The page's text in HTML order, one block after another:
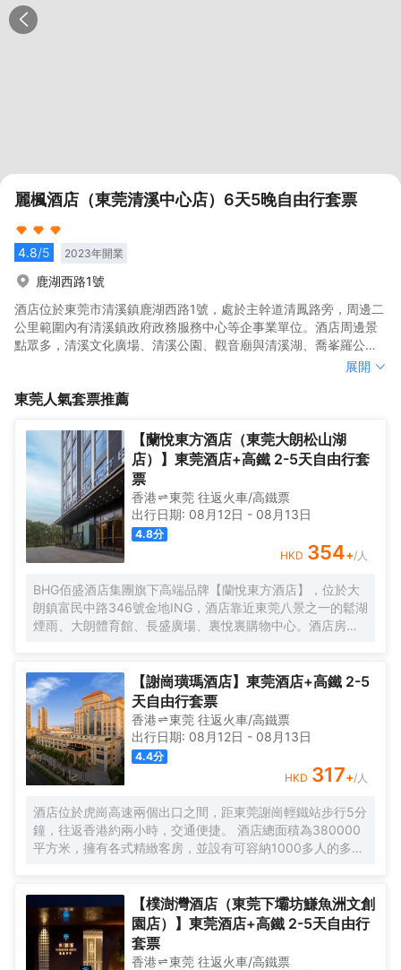
麗楓酒店（東莞清溪中心店）6天5晚自由行套票
4.8/5 2023年開業
鹿湖西路1號
酒店位於東莞市清溪鎮鹿湖西路1號，處於主幹道清鳳路旁，周邊二
公里範圍內有清溪鎮政府政務服務中心等企事業單位。酒店周邊景
點眾多，清溪文化廣場、清溪公園、觀音廟與清溪湖、喬峯羅公
祠、南山曾公祠及基督教清溪福音堂相得益彰。酒店距離清溪汽車
20分鐘。 酒店設施：酒店配備了智能系統，讓您擁有時尚觸感；酒
康自在睡眠；房間內配備的藍牙音箱和沐浴音樂及酒店專屬定製的
薰衣草香薰洗護用品讓您身心得到放鬆；健身房和洗衣房，致力為
每一位嚮往自在人生的旅人提供一個隨心隨性的居住空間。
酒店位於東莞市清溪鎮鹿湖西路1號，處於主幹道清鳳路旁，周邊二
點眾多，清溪文化廣場、清溪公園、觀音廟與清溪湖、喬峯羅公
站15分鐘車程，距寶安國際機場，56分鐘車程，距離東莞南站車程
20分鐘。 酒店設施：酒店配備了智能系統，讓您擁有時尚觸感；酒
店專屬定製的慕思床墊，能均衡支撐睡眠曲線，充分放鬆，讓您健
康自在睡眠；房間內配備的藍牙音箱和沐浴音樂及酒店專屬定製的
薰衣草香薰洗護用品讓您身心得到放鬆；健身房和洗衣房，致力為
每一位嚮往自在人生的旅人提供一個隨心隨性的居住空間。
展開
東莞人氣套票推薦
【蘭悅東方酒店（東莞大朗松山湖
店）】東莞酒店+高鐵 2-5天自由行套
票
香港 東莞 往返火車/高鐵票
出行日期: 08月12日 - 08月13日
4.8分
HKD 354+/人
BHG佰盛酒店集團旗下高端品牌【蘭悅東方酒店】，位於大
朗鎮富民中路346號金地ING，酒店靠近東莞八景之一的鬆湖
煙雨、大朗體育館、長盛廣場、裏悅裏購物中心。酒店房間
油洗護用品、空氣淨化器等。以優美的環境與細緻的服務讓
客人在酒店有更好的體驗。
【謝崗璜瑪酒店】東莞酒店+高鐵 2-5
天自由行套票
香港 東莞 往返火車/高鐵票
出行日期: 08月12日 - 08月13日
4.4分
HKD 317+/人
酒店位於虎崗高速兩個出口之間，距東莞謝崗輕鐵站步行5分
鐘，往返香港約兩小時，交通便捷。 酒店總面積為380000
平方米，擁有各式精緻客房，並設有可容納1000多人的多功
進的音響設備的KTV，各項設施一應俱全，給您帶來上佳的
入住體驗。
【樸澍灣酒店（東莞下壩坊鰜魚洲文創
園店）】東莞酒店+高鐵 2-5天自由行
套票
香港 東莞 往返火車/高鐵票